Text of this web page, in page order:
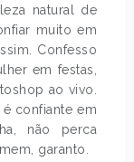
natural de
muito em
Confesso
em festas,
ao vivo.
confiante em
não perca
garanto.